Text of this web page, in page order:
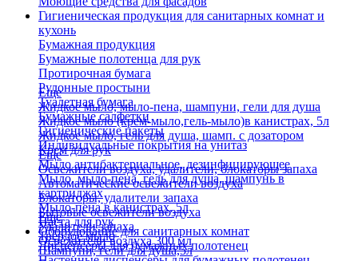
Гигиеническая продукция для санитарных комнат и
кухонь
Бумажная продукция
Бумажные полотенца для рук
Протирочная бумага
Рулонные простыни
Туалетная бумага
Бумажные салфетки
Гигиенические пакеты
Индивидуальные покрытия на унитаз
Еще
Жидкое мыло, мыло-пена, шампуни, гели для душа
Жидкое мыло (крем-мыло,гель-мыло)в канистрах, 5л
Жидкое мыло, гель для душа, шамп. с дозатором
Крем для рук
Мыло антибактериальное, дезинфицирующее
Мыло, мыло-пена, гель для душа, шампунь в
картриджах
Мыло-пена в канистрах, 5л
Паста для рук
Твердое мыло
Шампуни, гели для душа,5л
Еще
Освежители воздуха, удалители, блокаторы запаха
Автоматические освежители воздуха
Блокаторы, удалители запаха
Бытовые освежители воздуха
Удалители запаха
Освежители воздуха 300 мл
Еще
Оборудование для санитарных комнат
Диспенсеры для бумажных полотенец